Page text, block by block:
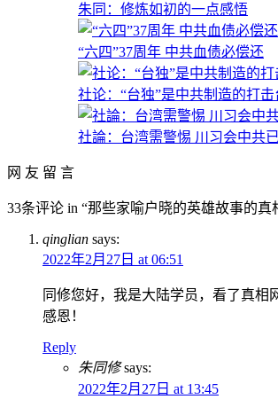
朱同：修炼如初的一点感悟
“六四”37周年 中共血债必偿还
社论：“台独”是中共制造的打
社論：台湾需警惕 川习会中共
网 友 留 言
33条评论 in “那些家喻户晓的英雄故事的
qinglian says:
2022年2月27日 at 06:51
同修您好，我是大陆学员，看了真
感恩！
Reply
朱同修 says:
2022年2月27日 at 13:45